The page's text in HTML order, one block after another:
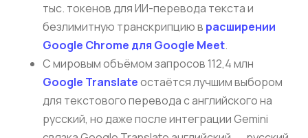
тыс. токенов для ИИ-перевода текста и
безлимитную транскрипцию в расширении
Google Chrome для Google Meet.
С мировым объёмом запросов 112,4 млн
Google Translateостаётся лучшим выбором
для текстового перевода с английского на
русский, но даже после интеграции Gemini